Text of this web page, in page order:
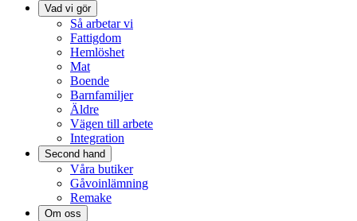
Vad vi gör
Så arbetar vi
Fattigdom
Hemlöshet
Mat
Boende
Barnfamiljer
Äldre
Vägen till arbete
Integration
Second hand
Våra butiker
Gåvoinlämning
Remake
Om oss